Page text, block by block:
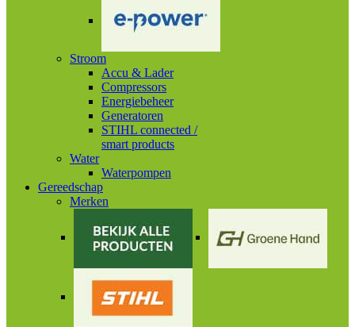
Stroom
Accu & Lader
Compressors
Energiebeheer
Generatoren
STIHL connected /
smart products
Water
Waterpompen
Gereedschap
Merken